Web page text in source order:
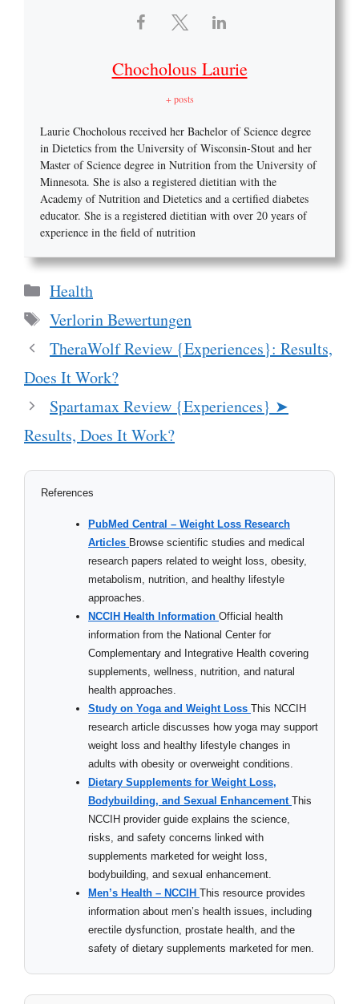
Chocholous Laurie
+ posts
Laurie Chocholous received her Bachelor of Science degree
in Dietetics from the University of Wisconsin-Stout and her
Master of Science degree in Nutrition from the University of
Minnesota. She is also a registered dietitian with the
Academy of Nutrition and Dietetics and a certified diabetes
educator. She is a registered dietitian with over 20 years of
experience in the field of nutrition
Categories
Health
Tags
Verlorin Bewertungen
TheraWolf Review {Experiences}: Results,
Does It Work?
Spartamax Review {Experiences} ➤
Results, Does It Work?
References
PubMed Central – Weight Loss Research
Articles Browse scientific studies and medical
research papers related to weight loss, obesity,
metabolism, nutrition, and healthy lifestyle
approaches.
NCCIH Health Information Official health
information from the National Center for
Complementary and Integrative Health covering
supplements, wellness, nutrition, and natural
health approaches.
Study on Yoga and Weight Loss This NCCIH
research article discusses how yoga may support
weight loss and healthy lifestyle changes in
adults with obesity or overweight conditions.
Dietary Supplements for Weight Loss,
Bodybuilding, and Sexual Enhancement This
NCCIH provider guide explains the science,
risks, and safety concerns linked with
supplements marketed for weight loss,
bodybuilding, and sexual enhancement.
Men’s Health – NCCIH This resource provides
information about men’s health issues, including
erectile dysfunction, prostate health, and the
safety of dietary supplements marketed for men.